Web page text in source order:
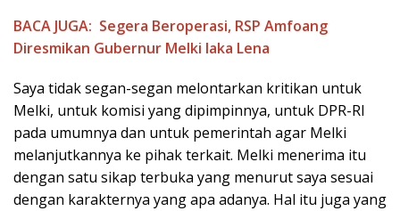
BACA JUGA: Segera Beroperasi, RSP Amfoang
Diresmikan Gubernur Melki laka Lena
Saya tidak segan-segan melontarkan kritikan untuk
Melki, untuk komisi yang dipimpinnya, untuk DPR-RI
pada umumnya dan untuk pemerintah agar Melki
melanjutkannya ke pihak terkait. Melki menerima itu
dengan satu sikap terbuka yang menurut saya sesuai
dengan karakternya yang apa adanya. Hal itu juga yang